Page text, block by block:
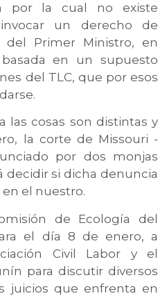
por la cual no existe
un derecho de
del Primer Ministro, en
en un supuesto
del TLC, que por esos
las cosas son distintas y
la corte de Missouri -
por dos monjas
decidir si dicha denuncia
en el nuestro.
de Ecología del
el día 8 de enero, a
Civil Labor y el
para discutir diversos
juicios que enfrenta en